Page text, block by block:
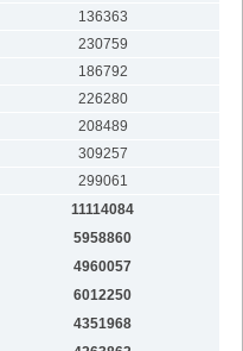
136363
230759
186792
226280
208489
309257
299061
11114084
5958860
4960057
6012250
4351968